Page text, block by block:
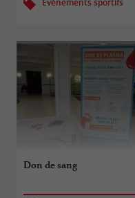
Evènements sportifs
Don de sang